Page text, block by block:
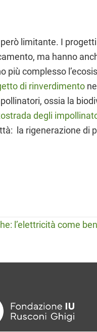
limitante. I
ma hanno
più complesso
di rinverdimento
ossia la
degli
la rigenerazione di
l’elettricità come